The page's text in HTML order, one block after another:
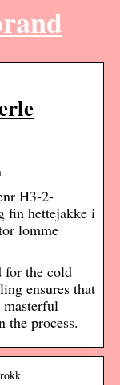
H3-2-
fin hettejakke i
lomme
for the cold
ensures that
the process.